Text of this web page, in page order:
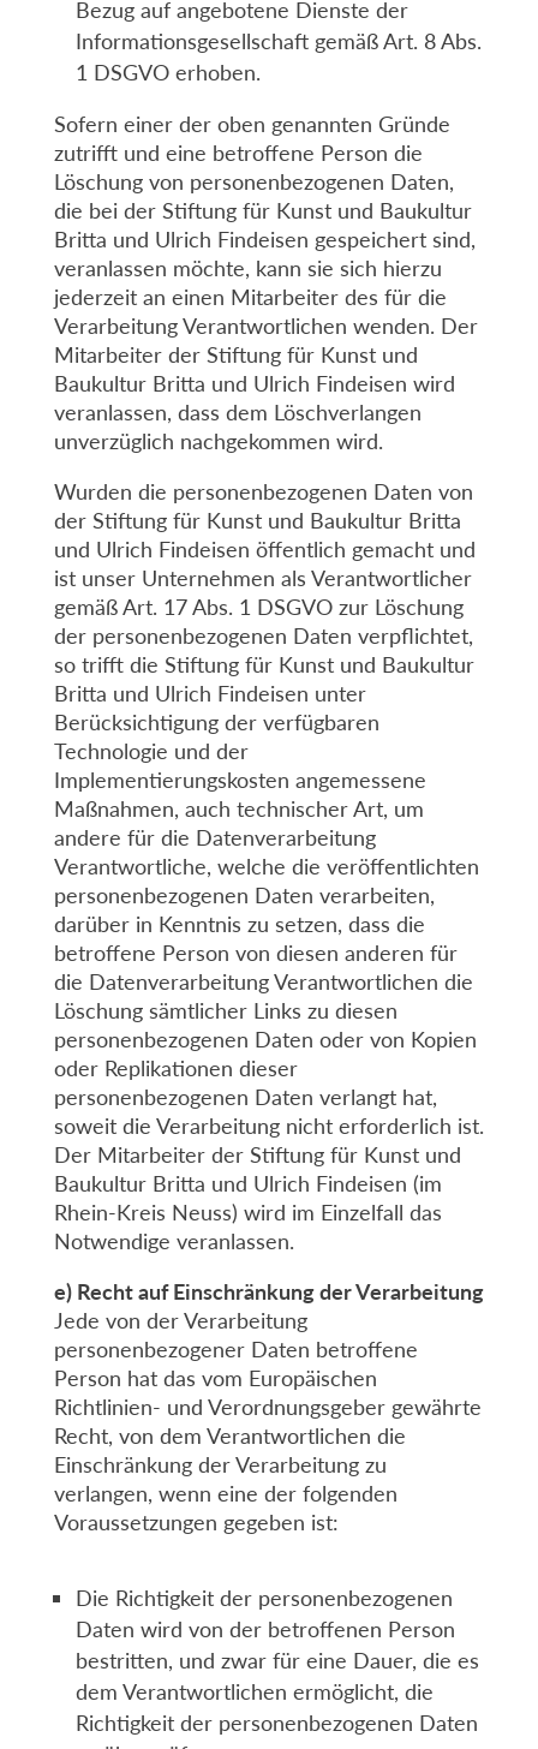
Bezug auf angebotene Dienste der
Informationsgesellschaft gemäß Art. 8 Abs.
1 DSGVO erhoben.
Sofern einer der oben genannten Gründe
zutrifft und eine betroffene Person die
Löschung von personenbezogenen Daten,
die bei der Stiftung für Kunst und Baukultur
Britta und Ulrich Findeisen gespeichert sind,
veranlassen möchte, kann sie sich hierzu
jederzeit an einen Mitarbeiter des für die
Verarbeitung Verantwortlichen wenden. Der
Mitarbeiter der Stiftung für Kunst und
Baukultur Britta und Ulrich Findeisen wird
veranlassen, dass dem Löschverlangen
unverzüglich nachgekommen wird.
Wurden die personenbezogenen Daten von
der Stiftung für Kunst und Baukultur Britta
und Ulrich Findeisen öffentlich gemacht und
ist unser Unternehmen als Verantwortlicher
gemäß Art. 17 Abs. 1 DSGVO zur Löschung
der personenbezogenen Daten verpflichtet,
so trifft die Stiftung für Kunst und Baukultur
Britta und Ulrich Findeisen unter
Berücksichtigung der verfügbaren
Technologie und der
Implementierungskosten angemessene
Maßnahmen, auch technischer Art, um
andere für die Datenverarbeitung
Verantwortliche, welche die veröffentlichten
personenbezogenen Daten verarbeiten,
darüber in Kenntnis zu setzen, dass die
betroffene Person von diesen anderen für
die Datenverarbeitung Verantwortlichen die
Löschung sämtlicher Links zu diesen
personenbezogenen Daten oder von Kopien
oder Replikationen dieser
personenbezogenen Daten verlangt hat,
soweit die Verarbeitung nicht erforderlich ist.
Der Mitarbeiter der Stiftung für Kunst und
Baukultur Britta und Ulrich Findeisen (im
Rhein-Kreis Neuss) wird im Einzelfall das
Notwendige veranlassen.
e) Recht auf Einschränkung der Verarbeitung
Jede von der Verarbeitung
personenbezogener Daten betroffene
Person hat das vom Europäischen
Richtlinien- und Verordnungsgeber gewährte
Recht, von dem Verantwortlichen die
Einschränkung der Verarbeitung zu
verlangen, wenn eine der folgenden
Voraussetzungen gegeben ist:
Die Richtigkeit der personenbezogenen
Daten wird von der betroffenen Person
bestritten, und zwar für eine Dauer, die es
dem Verantwortlichen ermöglicht, die
Richtigkeit der personenbezogenen Daten